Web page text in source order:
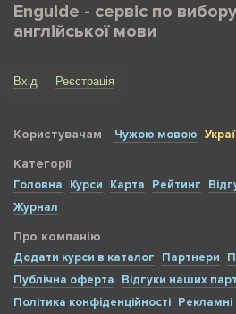
Enguide - сервіс по
англійської мови
Вхід Реєстрація
Користувачам Чужою мовою
Категорії
Головна Курси Карта Рейтинг
Журнал
Про компанію
Додати курси в каталог Партнери
Публічна оферта
Відгуки наших
Політика конфіденційності Рекламні